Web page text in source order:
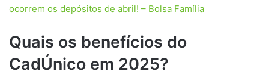
ocorrem os depósitos de abril! – Bolsa Família
Quais os benefícios do
CadÚnico em 2025?